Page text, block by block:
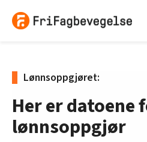
Lønnsoppgjøret:
Her er datoene
lønnsoppgjør